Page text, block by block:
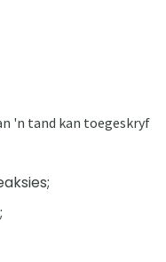
'n tand kan toegeskryf